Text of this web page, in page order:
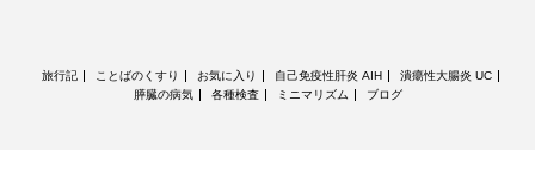
旅行記 ことばのくすり お気に入り 自己免疫性肝炎 AIH
潰瘍性大腸炎 UC
膵臓の病気
各種検査 ミニマリズム ブログ